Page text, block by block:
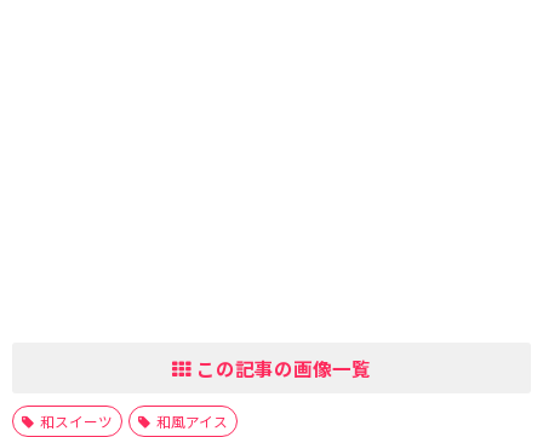
この記事の画像一覧
和スイーツ 和風アイス